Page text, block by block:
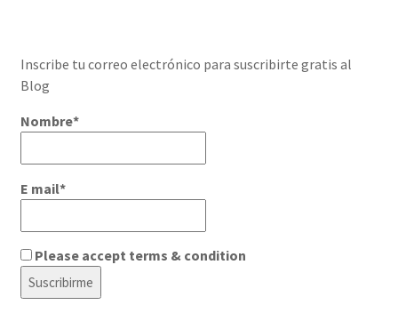
Inscribe tu correo electrónico para suscribirte gratis al
Blog
Nombre*
E mail*
Please accept terms & condition